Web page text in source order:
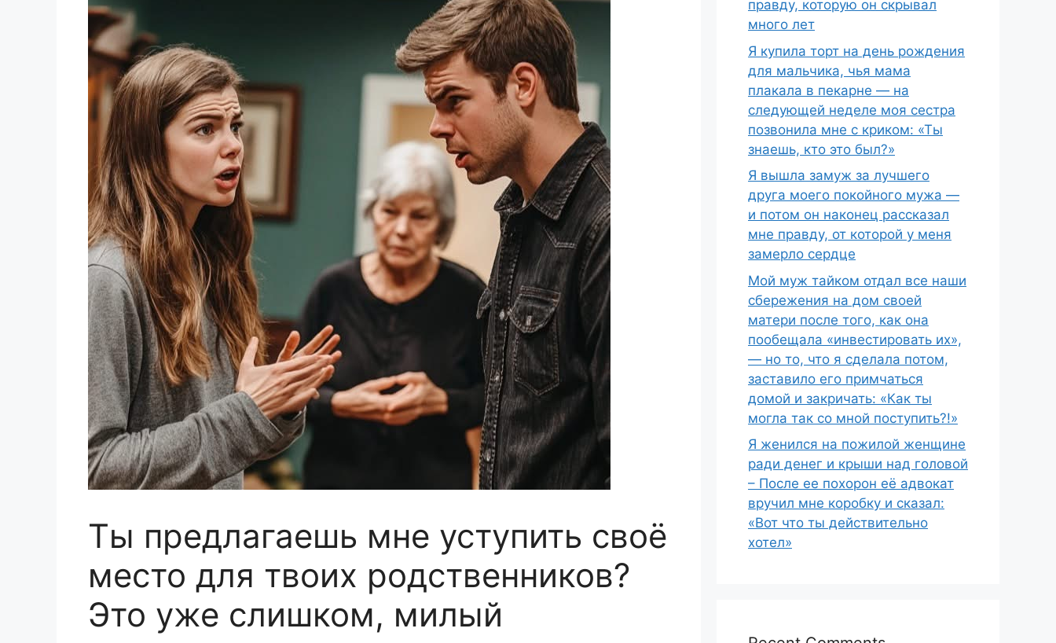
Ты предлагаешь мне уступить своё
место для твоих родственников?
Это уже слишком, милый
правду, которую он скрывал
много лет
Я купила торт на день рождения
для мальчика, чья мама
плакала в пекарне — на
следующей неделе моя сестра
позвонила мне с криком: «Ты
знаешь, кто это был?»
Я вышла замуж за лучшего
друга моего покойного мужа —
и потом он наконец рассказал
мне правду, от которой у меня
замерло сердце
Мой муж тайком отдал все наши
сбережения на дом своей
матери после того, как она
пообещала «инвестировать их»,
— но то, что я сделала потом,
заставило его примчаться
домой и закричать: «Как ты
могла так со мной поступить?!»
Я женился на пожилой женщине
ради денег и крыши над головой
– После ее похорон её адвокат
вручил мне коробку и сказал:
«Вот что ты действительно
хотел»